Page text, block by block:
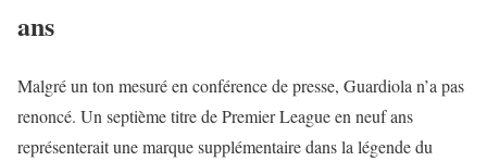
ans
Malgré un ton mesuré en conférence de presse, Guardiola n’a pas
renoncé. Un septième titre de Premier League en neuf ans
représenterait une marque supplémentaire dans la légende du